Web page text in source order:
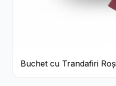
Buchet cu Trandafiri
Roz Pal